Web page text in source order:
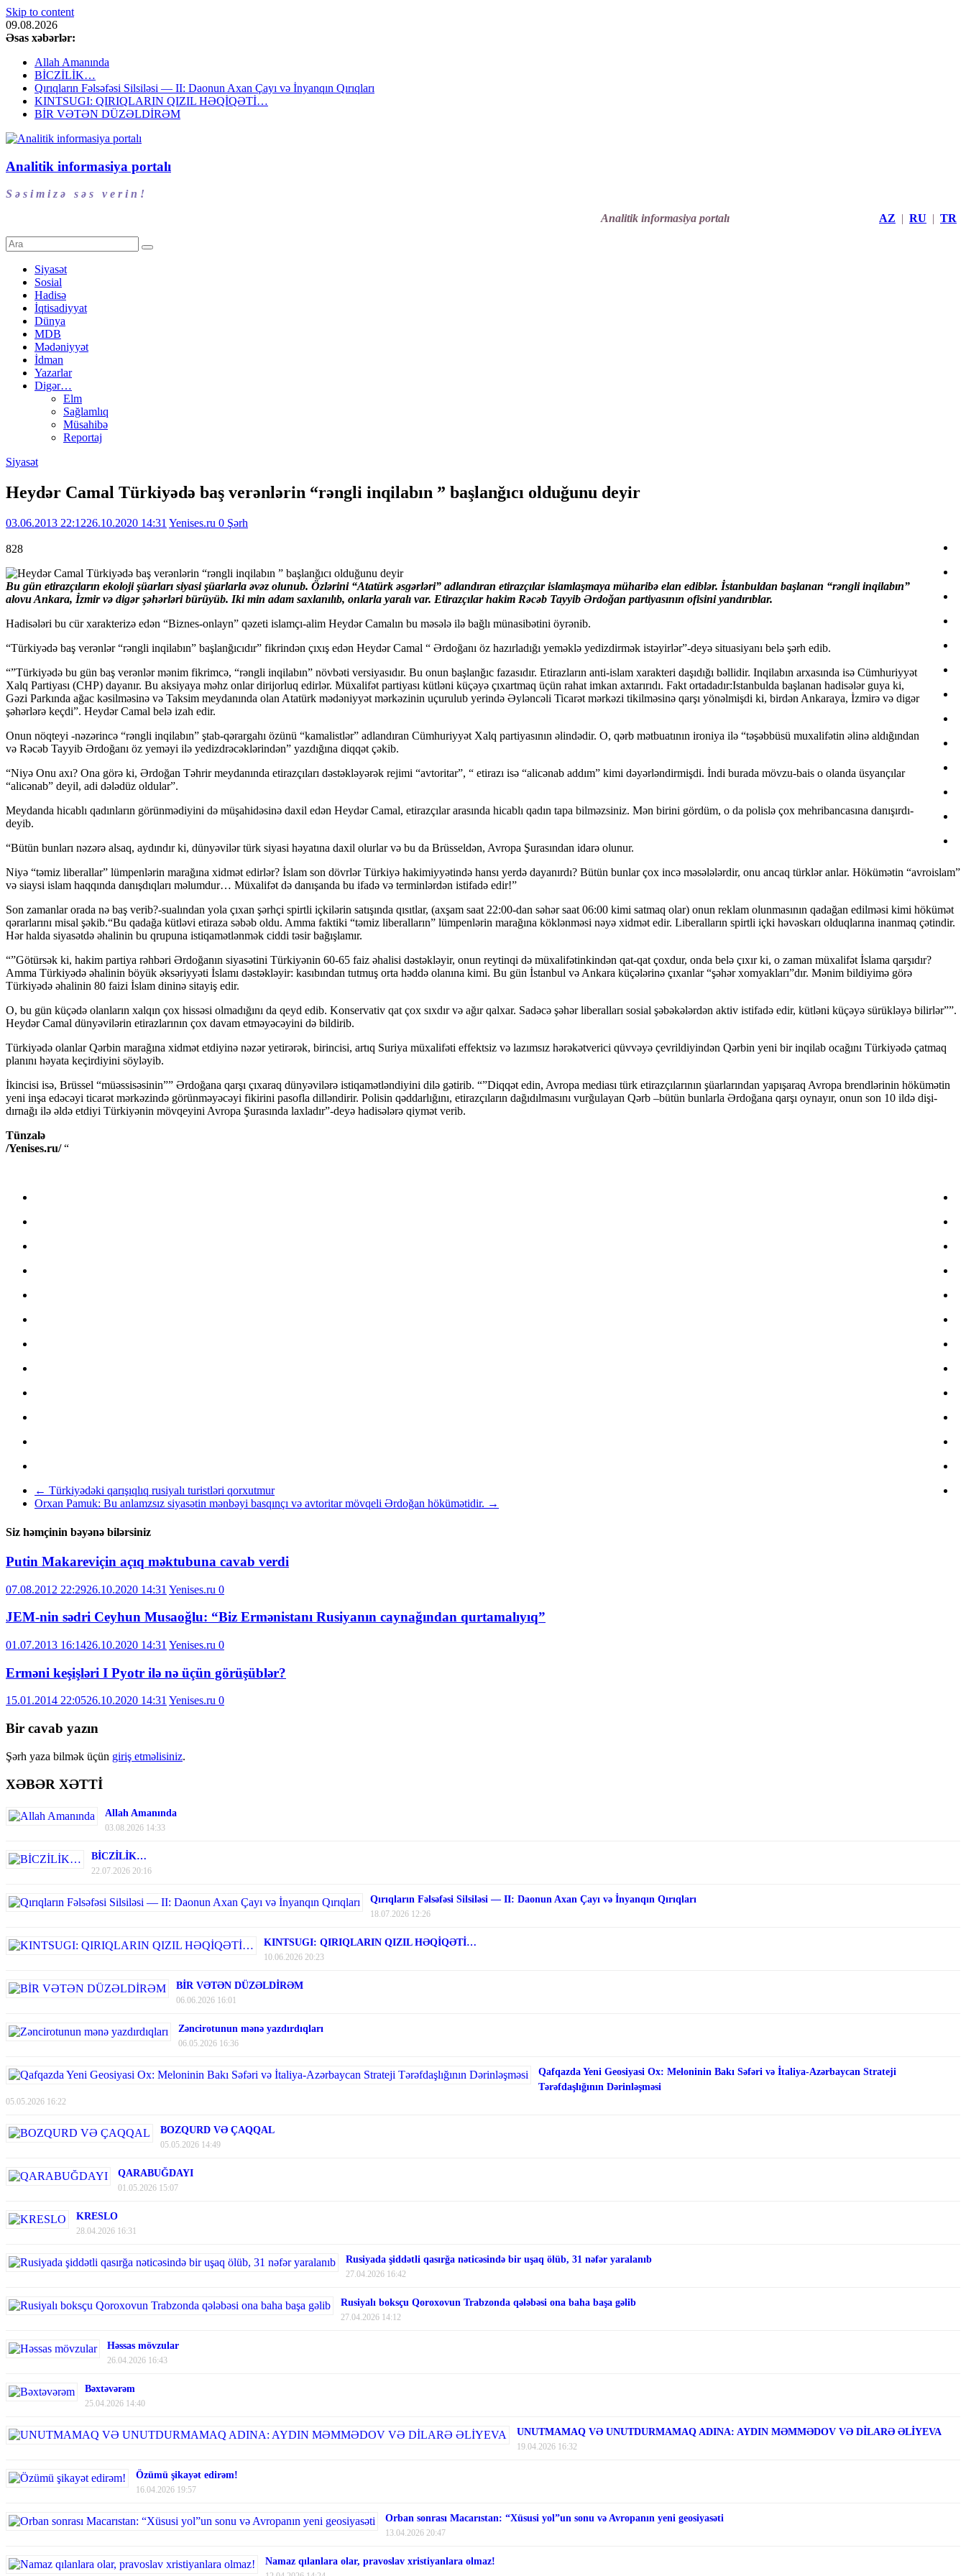
Skip to content
09.08.2026
Əsas xəbərlər:
Allah Amanında
BİCZİLİK…
Qırıqların Fəlsəfəsi Silsiləsi — II: Daonun Axan Çayı və İnyanqın Qırıqları
KINTSUGI: QIRIQLARIN QIZIL HƏQİQƏTİ…
BİR VƏTƏN DÜZƏLDİRƏM
Analitik informasiya portalı
S ə s i m i z ə s ə s v e r i n !
Analitik informasiya portalı
AZ | RU | TR
Siyasət
Sosial
Hadisə
İqtisadiyyat
Dünya
MDB
Mədəniyyət
İdman
Yazarlar
Digər…
Elm
Sağlamlıq
Müsahibə
Reportaj
Siyasət
Heydər Camal Türkiyədə baş verənlərin “rəngli inqilabın ” başlanğıcı olduğunu deyir
03.06.2013 22:1226.10.2020 14:31 Yenises.ru 0 Şərh
828
Bu gün etirazçıların ekoloji şüarları siyasi şüarlarla əvəz olunub. Özlərini “Atatürk əsgərləri” adlandıran etirazçılar islamlaşmaya müharibə elan ediblər. İstanbuldan başlanan “rəngli inqilabın”
alovu Ankara, İzmir və digər şəhərləri bürüyüb. Iki min adam saxlanılıb, onlarla yaralı var. Etirazçılar hakim Rəcəb Tayyib Ərdoğan partiyasının ofisini yandırıblar.
Hadisələri bu cür xarakterizə edən “Biznes-onlayn” qəzeti islamçı-alim Heydər Camalın bu məsələ ilə bağlı münasibətini öyrənib.
“Türkiyədə baş verənlər “rəngli inqilabın” başlanğıcıdır” fikrindən çıxış edən Heydər Camal “ Ərdoğanı öz hazırladığı yeməklə yedizdirmək istəyirlər”-deyə situasiyanı belə şərh edib.
“”Türkiyədə bu gün baş verənlər mənim fikrimcə, “rəngli inqilabın” növbəti versiyasıdır. Bu onun başlanğıc fazasıdır. Etirazların anti-islam xarakteri daşıdığı bəllidir. Inqilabın arxasında isə Cümhuriyyət
Xalq Partiyası (CHP) dayanır. Bu aksiyaya məhz onlar dirijorluq edirlər. Müxalifət partiyası kütləni küçəyə çıxartmaq üçün rahat imkan axtarırıdı. Fakt ortadadır:Istanbulda başlanan hadisələr guya ki,
Gəzi Parkında ağac kəsilməsinə və Taksim meydanında olan Atatürk mədəniyyət mərkəzinin uçurulub yerində Əyləncəli Ticarət mərkəzi tikilməsinə qarşı yönəlmişdi ki, birdən Ankaraya, İzmirə və digər
şəhərlərə keçdi”. Heydər Camal belə izah edir.
Onun nöqteyi -nəzərincə “rəngli inqilabın” ştab-qərargahı özünü “kamalistlər” adlandıran Cümhuriyyət Xalq partiyasının əlindədir. O, qərb mətbuatının ironiya ilə “təşəbbüsü muxalifətin əlinə aldığından
və Rəcəb Tayyib Ərdoğanı öz yeməyi ilə yedizdrəcəklərindən” yazdığına diqqət çəkib.
“Niyə Onu axı? Ona görə ki, Ərdoğan Təhrir meydanında etirazçıları dəstəkləyərək rejimi “avtoritar”, “ etirazı isə “alicənab addım” kimi dəyərləndirmişdi. İndi burada mövzu-bais o olanda üsyançılar
“alicənab” deyil, adi dələdüz oldular”.
Meydanda hicablı qadınların görünmədiyini də müşahidəsinə daxil edən Heydər Camal, etirazçılar arasında hicablı qadın tapa bilməzsiniz. Mən birini gördüm, o da polislə çox mehribancasına danışırdı-
deyib.
“Bütün bunları nəzərə alsaq, aydındır ki, dünyəvilər türk siyasi həyatına daxil olurlar və bu da Brüsseldən, Avropa Şurasından idarə olunur.
Niyə “təmiz liberallar” lümpenlərin marağına xidmət edirlər? İslam son dövrlər Türkiyə hakimiyyətində hansı yerdə dayanırdı? Bütün bunlar çox incə məsələlərdir, onu ancaq türklər anlar. Hökümətin “avroislam”
və siaysi islam haqqında danışdıqları məlumdur… Müxalifət də danışanda bu ifadə və terminlərdən istifadə edir!”
Son zamanlar orada nə baş verib?-sualından yola çıxan şərhçi spirtli içkilərin satışında qısıtlar, (axşam saat 22:00-dan səhər saat 06:00 kimi satmaq olar) onun reklam olunmasının qadağan edilməsi kimi hökümət
qərarlarını misal şəkib.“Bu qadağa kütləvi etiraza səbəb oldu. Amma faktiki “təmiz liberalların” lümpenlərin marağına köklənməsi nəyə xidmət edir. Liberalların spirtli içki həvəskarı olduqlarına inanmaq çətindir.
Hər halda siyasətdə əhalinin bu qrupuna istiqamətlənmək ciddi təsir bağışlamır.
“”Götürsək ki, hakim partiya rəhbəri Ərdoğanın siyasətini Türkiyənin 60-65 faiz əhalisi dəstəkləyir, onun reytinqi də müxalifətinkindən qat-qat çoxdur, onda belə çıxır ki, o zaman müxalifət İslama qarşıdır?
Amma Türkiyədə əhalinin böyük əksəriyyəti İslamı dəstəkləyir: kasıbından tutmuş orta həddə olanına kimi. Bu gün İstanbul və Ankara küçələrinə çıxanlar “şəhər xomyakları”dır. Mənim bildiyimə görə
Türkiyədə əhalinin 80 faizi İslam dininə sitayiş edir.
O, bu gün küçədə olanların xalqın çox hissəsi olmadığını da qeyd edib. Konservativ qat çox sıxdır və ağır qalxar. Sadəcə şəhər liberalları sosial şəbəkələrdən aktiv istifadə edir, kütləni küçəyə sürükləyə bilirlər””.
Heydər Camal dünyəvilərin etirazlarının çox davam etməyəcəyini də bildirib.
Türkiyədə olanlar Qərbin marağına xidmət etdiyinə nəzər yetirərək, birincisi, artıq Suriya müxalifəti effektsiz və lazımsız hərəkətverici qüvvəyə çevrildiyindən Qərbin yeni bir inqilab ocağını Türkiyədə çatmaq
planını həyata keçirdiyini söyləyib.
İkincisi isə, Brüssel “müəssisəsinin”” Ərdoğana qarşı çıxaraq dünyəvilərə istiqamətləndiyini dilə gətirib. “”Diqqət edin, Avropa mediası türk etirazçılarının şüarlarından yapışaraq Avropa brendlərinin hökümətin
yeni inşa edəcəyi ticarət mərkəzində görünməyəcəyi fikirini pasofla dilləndirir. Polisin qəddarlığını, etirazçıların dağıdılmasını vurğulayan Qərb –bütün bunlarla Ərdoğana qarşı oynayır, onun son 10 ildə dişi-
dırnağı ilə əldə etdiyi Türkiyənin mövqeyini Avropa Şurasında laxladır”-deyə hadisələrə qiymət verib.
Tünzalə
/Yenises.ru/“
← Türkiyədəki qarışıqlıq rusiyalı turistləri qorxutmur
Orxan Pamuk: Bu anlamzsız siyasətin mənbəyi basqınçı və avtoritar mövqeli Ərdoğan hökümətidir. →
Siz həmçinin bəyənə bilərsiniz
Putin Makareviçin açıq məktubuna cavab verdi
07.08.2012 22:2926.10.2020 14:31 Yenises.ru 0
JEM-nin sədri Ceyhun Musaoğlu: “Biz Ermənistanı Rusiyanın caynağından qurtamalıyıq”
01.07.2013 16:1426.10.2020 14:31 Yenises.ru 0
Erməni keşişləri I Pyotr ilə nə üçün görüşüblər?
15.01.2014 22:0526.10.2020 14:31 Yenises.ru 0
Bir cavab yazın
Şərh yaza bilmək üçün giriş etməlisiniz.
XƏBƏR XƏTTİ
Allah Amanında
03.08.2026 14:33
BİCZİLİK…
22.07.2026 20:16
Qırıqların Fəlsəfəsi Silsiləsi — II: Daonun Axan Çayı və İnyanqın Qırıqları
18.07.2026 12:26
KINTSUGI: QIRIQLARIN QIZIL HƏQİQƏTİ…
10.06.2026 20:23
BİR VƏTƏN DÜZƏLDİRƏM
06.06.2026 16:01
Zəncirotunun mənə yazdırdıqları
06.05.2026 16:36
Qafqazda Yeni Geosiyasi Ox: Meloninin Bakı Səfəri və İtaliya-Azərbaycan Strateji
Tərəfdaşlığının Dərinləşməsi
05.05.2026 16:22
BOZQURD VƏ ÇAQQAL
05.05.2026 14:49
QARABUĞDAYI
01.05.2026 15:07
KRESLO
28.04.2026 16:31
Rusiyada şiddətli qasırğa nəticəsində bir uşaq ölüb, 31 nəfər yaralanıb
27.04.2026 16:42
Rusiyalı boksçu Qoroxovun Trabzonda qələbəsi ona baha başa gəlib
27.04.2026 14:12
Həssas mövzular
26.04.2026 16:43
Bəxtəvərəm
25.04.2026 14:40
UNUTMAMAQ VƏ UNUTDURMAMAQ ADINA: AYDIN MƏMMƏDOV VƏ DİLARƏ ƏLİYEVA
19.04.2026 16:32
Özümü şikayət edirəm!
16.04.2026 19:57
Orban sonrası Macarıstan: “Xüsusi yol”un sonu və Avropanın yeni geosiyasəti
13.04.2026 20:47
Namaz qılanlara olar, pravoslav xristiyanlara olmaz!